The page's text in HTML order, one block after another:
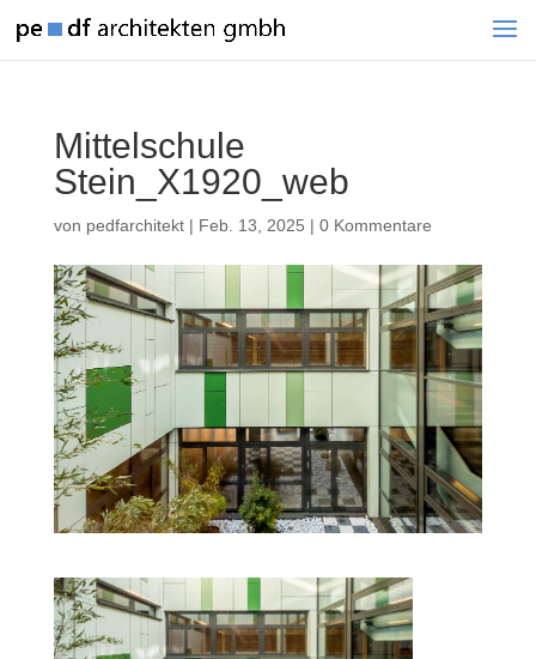
Mittelschule
Stein_X1920_web
von pedfarchitekt| Feb. 13, 2025 | 0 Kommentare